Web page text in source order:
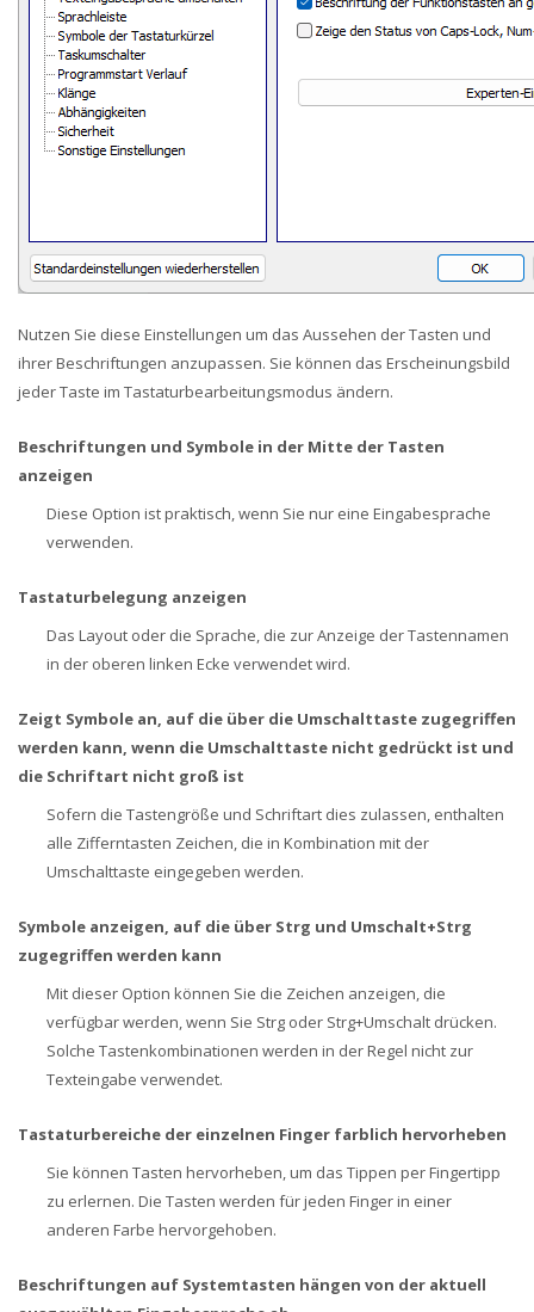
Nutzen Sie diese Einstellungen um das Aussehen der Tasten und
ihrer Beschriftungen anzupassen. Sie können das Erscheinungsbild
jeder Taste im Tastaturbearbeitungsmodus ändern.
Beschriftungen und Symbole in der Mitte der Tasten
anzeigen
Diese Option ist praktisch, wenn Sie nur eine Eingabesprache
verwenden.
Tastaturbelegung anzeigen
Das Layout oder die Sprache, die zur Anzeige der Tastennamen
in der oberen linken Ecke verwendet wird.
Zeigt Symbole an, auf die über die Umschalttaste zugegriffen
werden kann, wenn die Umschalttaste nicht gedrückt ist und
die Schriftart nicht groß ist
Sofern die Tastengröße und Schriftart dies zulassen, enthalten
alle Zifferntasten Zeichen, die in Kombination mit der
Umschalttaste eingegeben werden.
Symbole anzeigen, auf die über Strg und Umschalt+Strg
zugegriffen werden kann
Mit dieser Option können Sie die Zeichen anzeigen, die
verfügbar werden, wenn Sie Strg oder Strg+Umschalt drücken.
Solche Tastenkombinationen werden in der Regel nicht zur
Texteingabe verwendet.
Tastaturbereiche der einzelnen Finger farblich hervorheben
Sie können Tasten hervorheben, um das Tippen per Fingertipp
zu erlernen. Die Tasten werden für jeden Finger in einer
anderen Farbe hervorgehoben.
Beschriftungen auf Systemtasten hängen von der aktuell